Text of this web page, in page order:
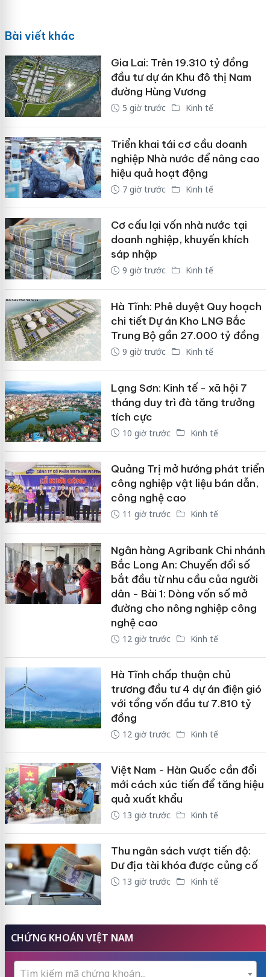
Bài viết khác
Gia Lai: Trên 19.310 tỷ đồng
đầu tư dự án Khu đô thị Nam
đường Hùng Vương
5 giờ trước Kinh tế
Triển khai tái cơ cầu doanh
nghiệp Nhà nước để nâng cao
hiệu quả hoạt động
7 giờ trước Kinh tế
Cơ cấu lại vốn nhà nước tại
doanh nghiệp, khuyến khích
sáp nhập
9 giờ trước Kinh tế
Hà Tĩnh: Phê duyệt Quy hoạch
chi tiết Dự án Kho LNG Bắc
Trung Bộ gần 27.000 tỷ đồng
9 giờ trước Kinh tế
Lạng Sơn: Kinh tế - xã hội 7
tháng duy trì đà tăng trưởng
tích cực
10 giờ trước Kinh tế
Quảng Trị mở hướng phát triển
công nghiệp vật liệu bán dẫn,
công nghệ cao
11 giờ trước Kinh tế
Ngân hàng Agribank Chi nhánh
Bắc Long An: Chuyển đổi số
bắt đầu từ nhu cầu của người
dân - Bài 1: Dòng vốn số mở
đường cho nông nghiệp công
nghệ cao
12 giờ trước Kinh tế
Hà Tĩnh chấp thuận chủ
trương đầu tư 4 dự án điện gió
với tổng vốn đầu tư 7.810 tỷ
đồng
12 giờ trước Kinh tế
Việt Nam - Hàn Quốc cần đổi
mới cách xúc tiến để tăng hiệu
quả xuất khẩu
13 giờ trước Kinh tế
Thu ngân sách vượt tiến độ:
Dư địa tài khóa được củng cố
13 giờ trước Kinh tế
CHỨNG KHOÁN VIỆT NAM
Tìm kiếm mã chứng khoán...